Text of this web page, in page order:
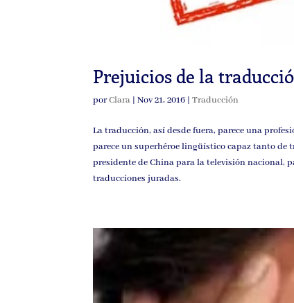
Prejuicios de la
porClara |Nov 21, 2016 |Traducción
La traducción, así desde fuera, parece una
parece un superhéroe lingüístico capaz tanto
presidente de China para la televisión nacional,
traducciones juradas.